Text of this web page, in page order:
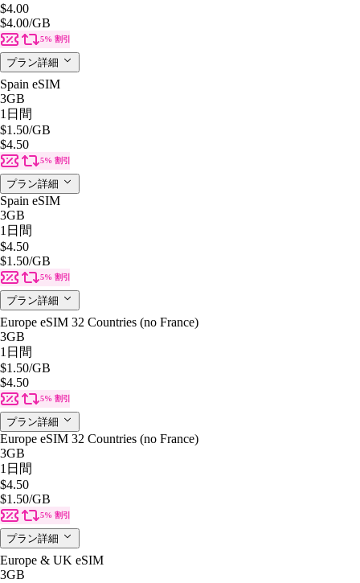
$4.00
$4.00/GB
5% 割引
プラン詳細
Spain eSIM
3GB
1日間
$1.50/GB
$4.50
5% 割引
プラン詳細
Spain eSIM
3GB
1日間
$4.50
$1.50/GB
5% 割引
プラン詳細
Europe eSIM 32 Countries (no France)
3GB
1日間
$1.50/GB
$4.50
5% 割引
プラン詳細
Europe eSIM 32 Countries (no France)
3GB
1日間
$4.50
$1.50/GB
5% 割引
プラン詳細
Europe & UK eSIM
3GB